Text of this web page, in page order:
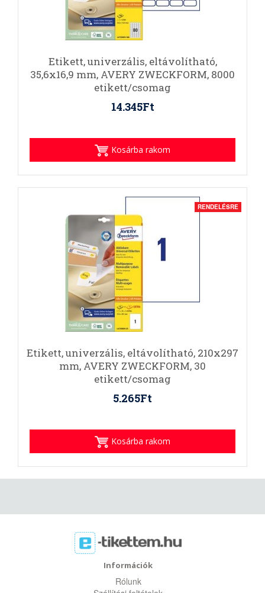
Etikett, univerzális, eltávolítható,
35,6x16,9 mm, AVERY ZWECKFORM, 8000
etikett/csomag
14.345Ft
Kosárba rakom
RENDELÉSRE
Etikett, univerzális, eltávolítható, 210x297
mm, AVERY ZWECKFORM, 30
etikett/csomag
5.265Ft
Kosárba rakom
Információk
Rólunk